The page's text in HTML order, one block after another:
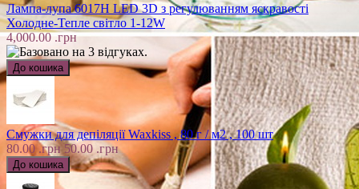
Лампа-лупа 6017H LED 3D з регулюванням яскравості
Холодне-Тепле світло 1-12W
4,000.00 .грн
Смужки для депіляції Waxkiss , 80 г / м2 , 100 шт
80.00 .грн 50.00 .грн